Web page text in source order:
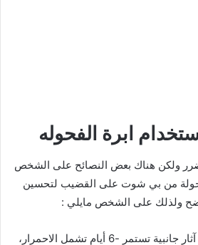
ابرة الفحوله
ولكن هناك بعض النصائح على الشخص
من بي شوت على القضيب لتحسين
ولذلك على الشخص مايلي :
قد يعاني البعض من آثار جانبية تستمر -6 أيام تشمل الاحمرار،